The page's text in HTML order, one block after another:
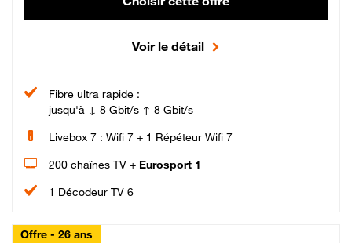
Voir le détail
Fibre ultra rapide :
jusqu'à ↓ 8 Gbit/s ↑ 8 Gbit/s
Livebox 7 : Wifi 7 + 1 Répéteur Wifi 7
200 chaînes TV + Eurosport 1
1 Décodeur TV 6
Offre - 26 ans